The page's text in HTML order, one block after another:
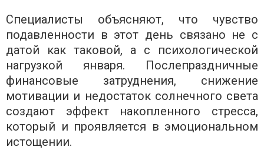
Специалисты объясняют, что чувство
подавленности в этот день связано не с
датой как таковой, а с психологической
нагрузкой января. Послепраздничные
финансовые затруднения, снижение
мотивации и недостаток солнечного света
создают эффект накопленного стресса,
который и проявляется в эмоциональном
истощении.